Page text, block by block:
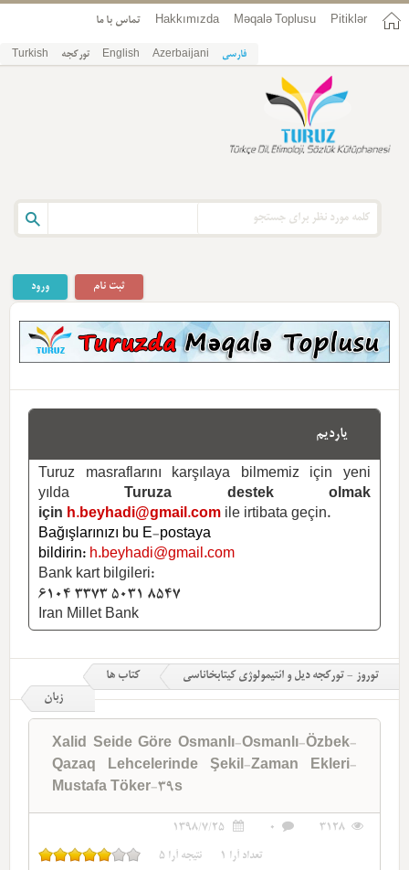
Pitiklər
Məqalə Toplusu
Hakkımızda تماس با ما
فارسی Azerbaijani
English تورکجه Turkish
ورود ثبت نام
یاردیم
Turuz masraflarını karşılaya bilmemiz için yeni
yılda
Turuza destek olmak
için h.beyhadi@gmail.com ile irtibata geçin.
Bağışlarınızı bu E-postaya
bildirin: h.beyhadi@gmail.com
Bank kart bilgileri:
6104 3373 5031 8547
Iran Millet Bank
توروز - تورکجه دیل و ائتیمولوژی کیتابخاناسی
کتاب ها
زبان
Xalid Seide Göre Osmanlı-Osmanlı-Özbek-
Qazaq Lehcelerinde Şekil-Zaman Ekleri-
Mustafa Töker-39s
3128
0
1398/7/25
تعداد آرا 1 نتیجه آرا 5